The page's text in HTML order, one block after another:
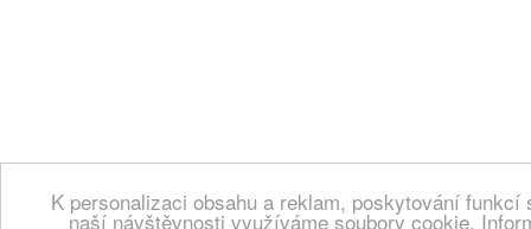
K personalizaci obsahu a reklam, poskytování
naší návštěvnosti využíváme soubory cookie.